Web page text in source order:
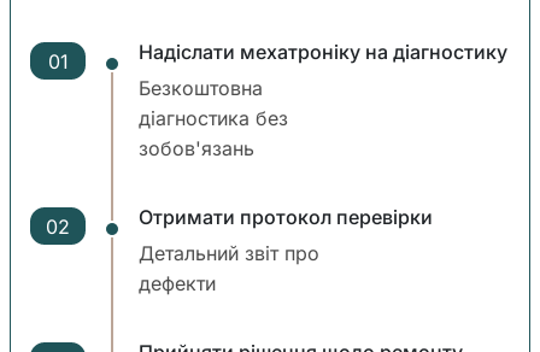
01
Надіслати мехатроніку на діагностику
Безкоштовна
діагностика без
зобов'язань
02
Отримати протокол перевірки
Детальний звіт про
дефекти